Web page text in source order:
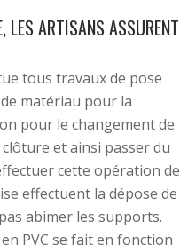
LES ARTISANS ASSURENT
tous travaux de pose
matériau pour la
pour le changement de
et ainsi passer du
cette opération de
effectuent la dépose de
abimer les supports.
PVC se fait en fonction